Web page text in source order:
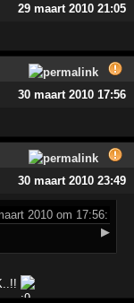
29 maart 2010 21:05
30 maart 2010 17:56
30 maart 2010 23:49
2010 om 17:56:
▶